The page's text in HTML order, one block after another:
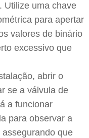
Utilize uma chave
para apertar
valores de binário
excessivo que
abrir o
se a válvula de
a funcionar
para observar a
que